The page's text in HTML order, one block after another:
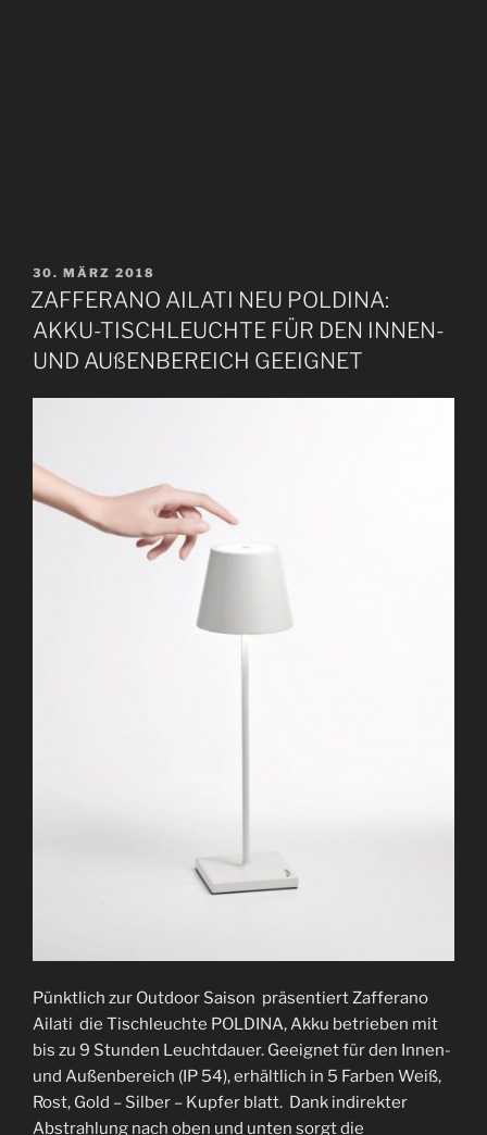
V
E
R
Ö
F
F
I
C
H
30. MÄRZ 2018
ZAFFERANO AILATI NEU POLDINA:
AKKU-TISCHLEUCHTE FÜR DEN INNEN-
UND AUßENBEREICH GEEIGNET
Pünktlich zur Outdoor Saison präsentiert Zafferano
Ailati die Tischleuchte POLDINA, Akku betrieben mit
bis zu 9 Stunden Leuchtdauer. Geeignet für den Innen-
und Außenbereich (IP 54), erhältlich in 5 Farben Weiß,
Rost, Gold – Silber – Kupfer blatt. Dank indirekter
Abstrahlung nach oben und unten sorgt die